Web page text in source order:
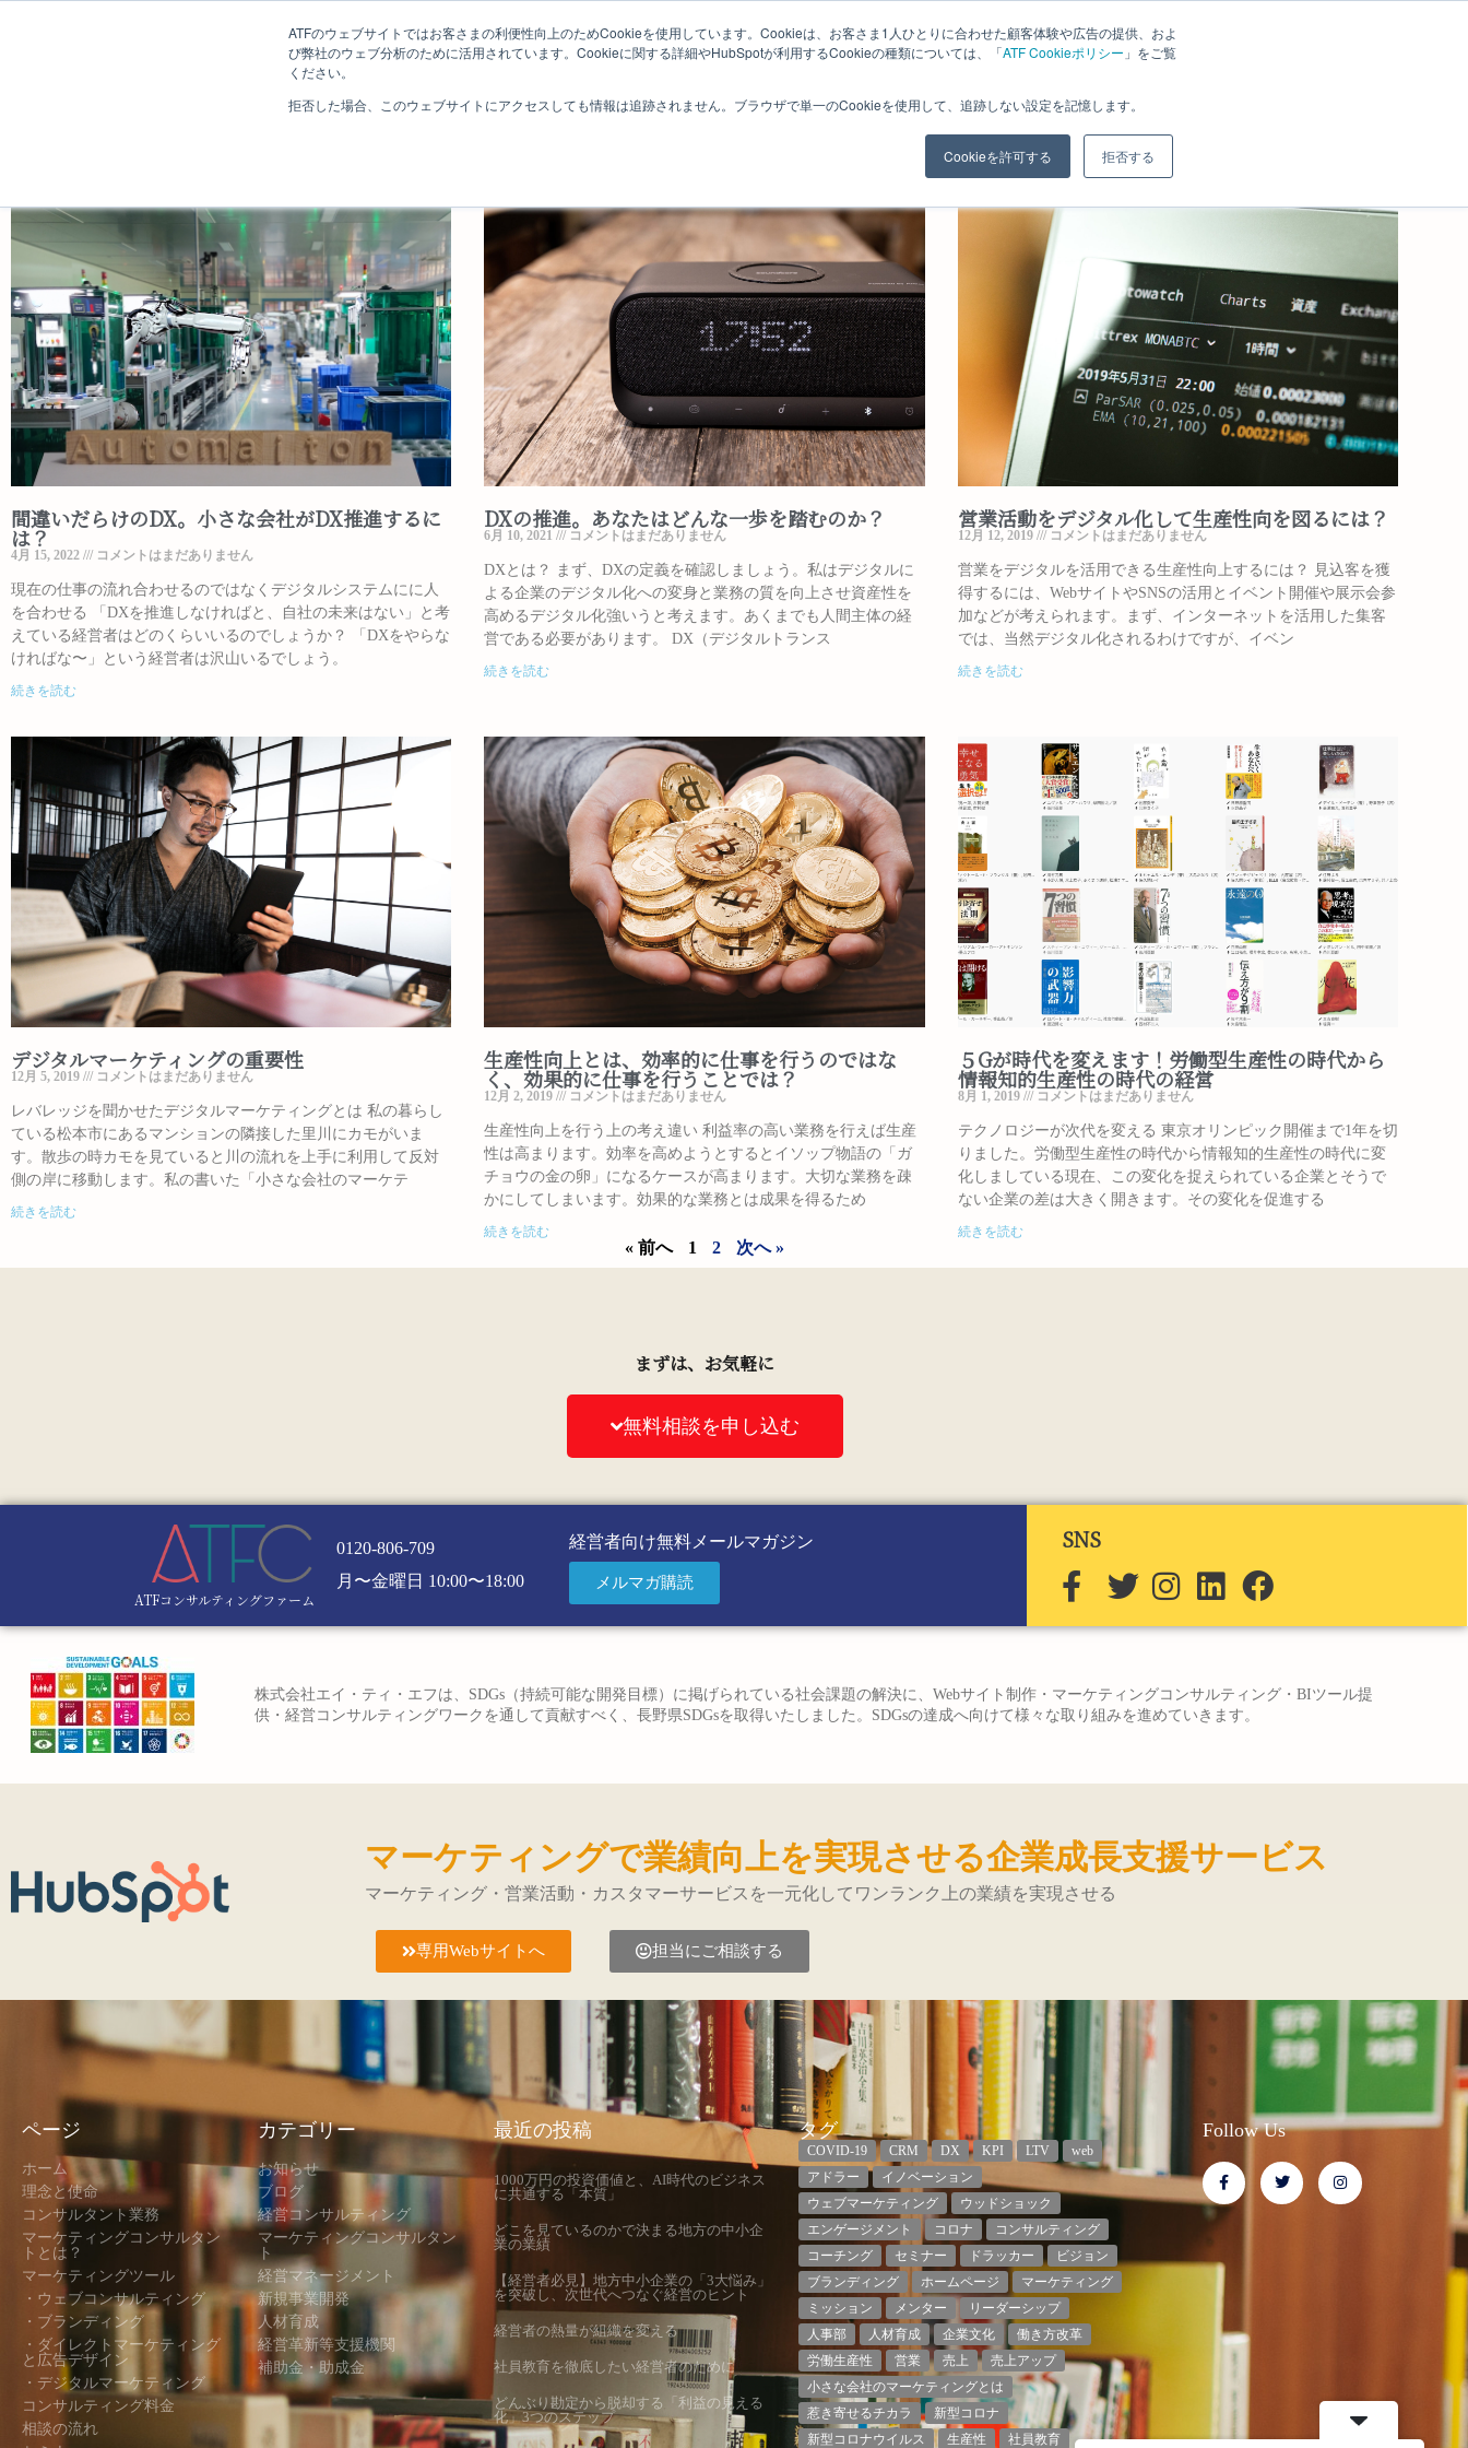
ATFのウェブサイトではお客さまの利便性向上のためCookieを使用しています。Cookieは、お客さま1人ひとりに合わせた顧客体験や広告の提供、およ
び弊社のウェブ分析のために活用されています。Cookieに関する詳細やHubSpotが利用するCookieの種類については、「ATF Cookieポリシー 」をご覧
ください。
拒否した場合、このウェブサイトにアクセスしても情報は追跡されません。ブラウザで単一のCookieを使用して、追跡しない設定を記憶します。
Cookieを許可する 拒否する
ホーム クリエイティブ・ビジネスコンサルティング
間違いだらけのDX。小さな会社がDX推進するに
は？
4月 15, 2022 コメントはまだありません
現在の仕事の流れ合わせるのではなくデジタルシステムにに人
を合わせる 「DXを推進しなければと、自社の未来はない」と考
えている経営者はどのくらいいるのでしょうか？ 「DXをやらな
ければな〜」という経営者は沢山いるでしょう。
続きを読む
DXの推進。あなたはどんな一歩を踏むのか？
6月 10, 2021 コメントはまだありません
DXとは？ まず、DXの定義を確認しましょう。私はデジタルに
よる企業のデジタル化への変身と業務の質を向上させ資産性を
高めるデジタル化強いうと考えます。あくまでも人間主体の経
営である必要があります。 DX（デジタルトランス
続きを読む
営業活動をデジタル化して生産性向を図るには？
12月 12, 2019 コメントはまだありません
営業をデジタルを活用できる生産性向上するには？ 見込客を獲
得するには、WebサイトやSNSの活用とイベント開催や展示会参
加などが考えられます。まず、インターネットを活用した集客
では、当然デジタル化されるわけですが、イベン
続きを読む
デジタルマーケティングの重要性
12月 5, 2019 コメントはまだありません
レバレッジを聞かせたデジタルマーケティングとは 私の暮らし
ている松本市にあるマンションの隣接した里川にカモがいま
す。散歩の時カモを見ていると川の流れを上手に利用して反対
側の岸に移動します。私の書いた「小さな会社のマーケテ
続きを読む
生産性向上とは、効率的に仕事を行うのではな
く、効果的に仕事を行うことでは？
12月 2, 2019 コメントはまだありません
生産性向上を行う上の考え違い 利益率の高い業務を行えば生産
性は高まります。効率を高めようとするとイソップ物語の「ガ
チョウの金の卵」になるケースが高まります。大切な業務を疎
かにしてしまいます。効果的な業務とは成果を得るため
続きを読む
５Gが時代を変えます！労働型生産性の時代から
情報知的生産性の時代の経営
8月 1, 2019 コメントはまだありません
テクノロジーが次代を変える 東京オリンピック開催まで1年を切
りました。労働型生産性の時代から情報知的生産性の時代に変
化しましている現在、この変化を捉えられている企業とそうで
ない企業の差は大きく開きます。その変化を促進する
続きを読む
« 前へ 1 2 次へ »
まずは、お気軽に
無料相談を申し込む
ATFコンサルティングファーム
0120-806-709
月〜金曜日 10:00〜18:00
経営者向け無料メールマガジン
メルマガ購読
SNS
株式会社エイ・ティ・エフは、SDGs（持続可能な開発目標）に掲げられている社会課題の解決に、Webサイト制作・マーケティングコンサルティング・BIツール提
供・経営コンサルティングワークを通して貢献すべく、長野県SDGsを取得いたしました。SDGsの達成へ向けて様々な取り組みを進めていきます。
マーケティングで業績向上を実現させる企業成長支援サービス
マーケティング・営業活動・カスタマーサービスを一元化してワンランク上の業績を実現させる
専用Webサイトへ 担当にご相談する
ページ
ホーム
理念と使命
コンサルタント業務
マーケティングコンサルタン
トとは？
マーケティングツール
・ウェブコンサルティング
・ブランディング
・ダイレクトマーケティング
と広告デザイン
・デジタルマーケティング
コンサルティング料金
相談の流れ
カテゴリー
お知らせ
ブログ
経営コンサルティング
マーケティングコンサルタン
ト
経営マネージメント
新規事業開発
人材育成
経営革新等支援機関
補助金・助成金
最近の投稿
1000万円の投資価値と、AI時代のビジネス
に共通する「本質」
どこを見ているのかで決まる地方の中小企
業の業績
【経営者必見】地方中小企業の「3大悩み」
を突破し、次世代へつなぐ経営のヒント
経営者の熱量が組織を変える
社員教育を徹底したい経営者のために
どんぶり勘定から脱却する「利益の見える
化」3つのステップ
タグ
COVID-19 CRM DX KPI LTV
web
アドラー
イノベーション
ウェブマーケティング
ウッドショック
エンゲージメント
コロナ
コンサルティング
コーチング
セミナー ドラッカー
ビジョン
ブランディング
ホームページ
マーケティング
ミッション
メンター
リーダーシップ
人事部
人材育成 企業文化
働き方改革
労働生産性
営業 売上
売上アップ
小さな会社のマーケティングとは
惹き寄せるチカラ
新型コロナ
新型コロナウイルス
生産性 社員教育
Follow Us